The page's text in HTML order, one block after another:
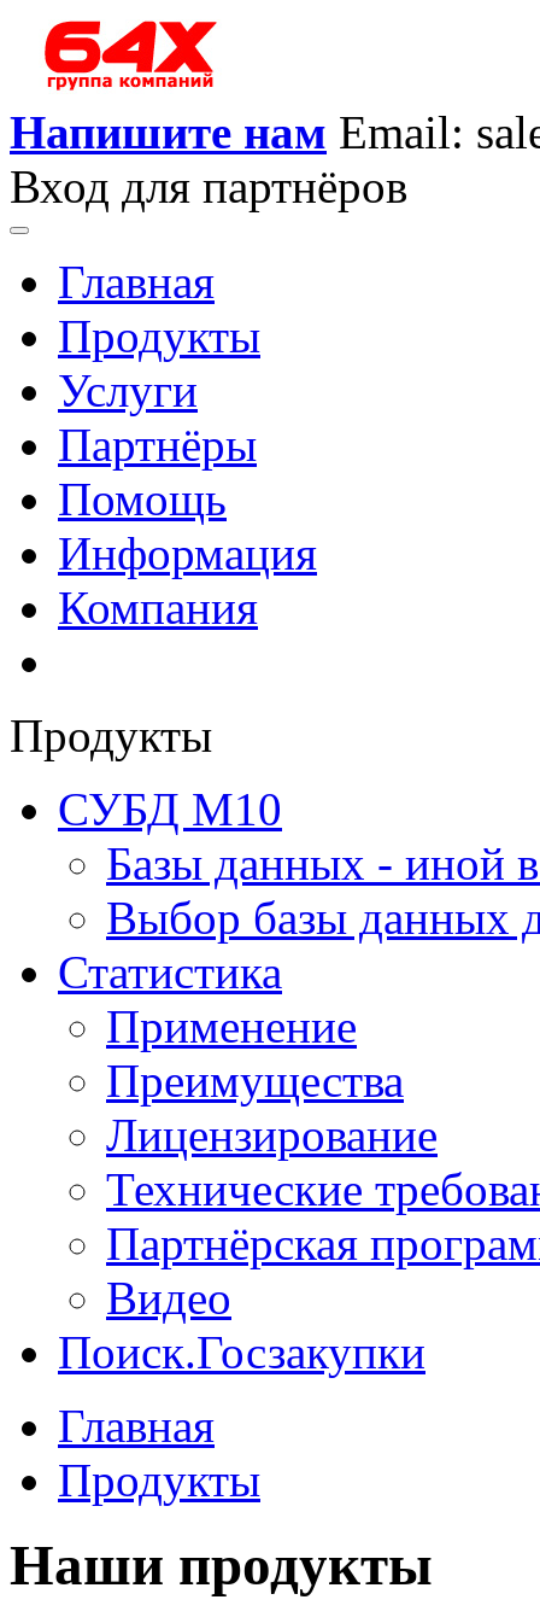
Напишите нам Email:
Вход для партнёров
Главная
Продукты
Услуги
Партнёры
Помощь
Информация
Компания
Продукты
СУБД М10
Базы данных - иной
Выбор базы данных
Статистика
Применение
Преимущества
Лицензирование
Технические
Партнёрская
Видео
Поиск.Госзакупки
Главная
Продукты
Наши продукты